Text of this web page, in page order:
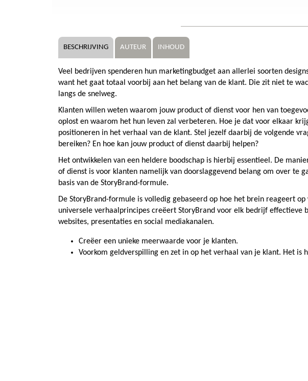
BESCHRIJVING AUTEUR INHOUD
Veel bedrijven spenderen hun marketingbudget aan allerlei soorten
want het gaat totaal voorbij aan het belang van de klant. Die zit niet te
langs de snelweg.
Klanten willen weten waarom jouw product of dienst voor hen van
oplost en waarom het hun leven zal verbeteren. Hoe je dat voor elkaar
positioneren in het verhaal van de klant. Stel jezelf daarbij de volgende
bereiken? En hoe kan jouw product of dienst daarbij helpen?
Het ontwikkelen van een heldere boodschap is hierbij essentieel. De
of dienst is voor klanten namelijk van doorslaggevend belang om over te
basis van de StoryBrand-formule.
De StoryBrand-formule is volledig gebaseerd op hoe het brein reageert
universele verhaalprincipes creëert StoryBrand voor elk bedrijf effectieve
websites, presentaties en social mediakanalen.
Creëer een unieke meerwaarde voor je klanten.
Voorkom geldverspilling en zet in op het verhaal van je klant. Het is